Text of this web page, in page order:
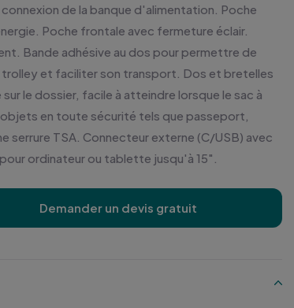
de la banque d'alimentation. Poche
Poche frontale avec fermeture éclair.
Bande adhésive au dos pour permettre de
trolley et faciliter son transport. Dos et bretelles
le dossier, facile à atteindre lorsque le sac à
en toute sécurité tels que passeport,
serrure TSA. Connecteur externe (C/USB) avec
ordinateur ou tablette jusqu'à 15".
Demander un devis gratuit